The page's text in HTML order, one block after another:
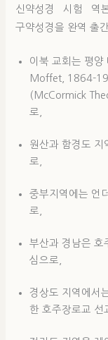
신약성경 시험 역
구약성경을 완역 출
이북 교회는 평
Moffet, 1864-
(McCormick
로,
원산과 함경도 지
로,
중부지역에는 언
로,
부산과 경남은 호
심으로,
경상도 지역에서
한 호주장로교 선